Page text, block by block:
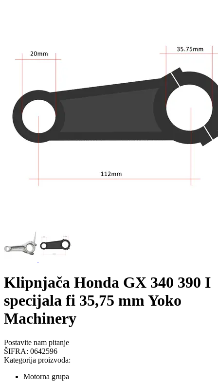
Klipnjača Honda GX 340 390 I
specijala fi 35,75 mm Yoko
Machinery
Postavite nam pitanje
ŠIFRA: 0642596
Kategorija proizvoda:
Motorna grupa